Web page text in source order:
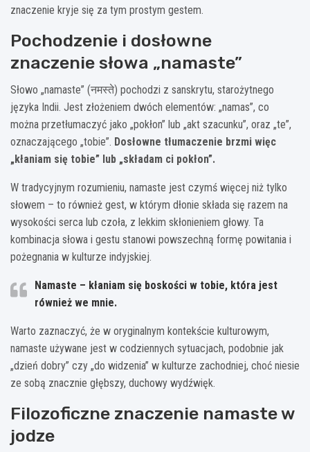
znaczenie kryje się za tym prostym gestem.
Pochodzenie i dosłowne
znaczenie słowa „namaste”
Słowo „namaste” (नमस्ते) pochodzi z sanskrytu, starożytnego
języka Indii. Jest złożeniem dwóch elementów: „namas”, co
można przetłumaczyć jako „pokłon” lub „akt szacunku”, oraz „te”,
oznaczającego „tobie”. Dosłowne tłumaczenie brzmi więc
„kłaniam się tobie” lub „składam ci pokłon”.
W tradycyjnym rozumieniu, namaste jest czymś więcej niż tylko
słowem – to również gest, w którym dłonie składa się razem na
wysokości serca lub czoła, z lekkim skłonieniem głowy. Ta
kombinacja słowa i gestu stanowi powszechną formę powitania i
pożegnania w kulturze indyjskiej.
Namaste – kłaniam się boskości w tobie, która jest
również we mnie.
Warto zaznaczyć, że w oryginalnym kontekście kulturowym,
namaste używane jest w codziennych sytuacjach, podobnie jak
„dzień dobry” czy „do widzenia” w kulturze zachodniej, choć niesie
ze sobą znacznie głębszy, duchowy wydźwięk.
Filozoficzne znaczenie namaste w
jodze